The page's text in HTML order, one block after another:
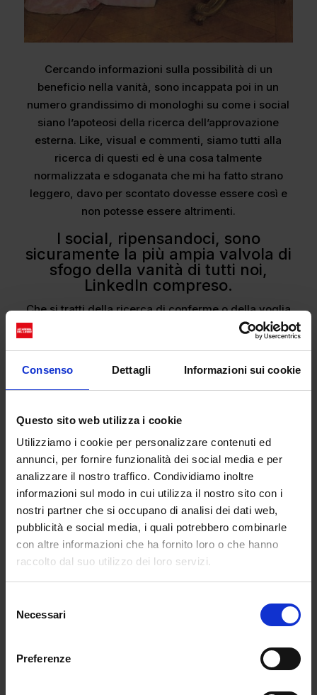
Consenso Dettagli Informazioni sui cookie
Questo sito web utilizza i cookie
Utilizziamo i cookie per personalizzare contenuti ed
annunci, per fornire funzionalità dei social media e per
analizzare il nostro traffico. Condividiamo inoltre
informazioni sul modo in cui utilizza il nostro sito con i
nostri partner che si occupano di analisi dei dati web,
pubblicità e social media, i quali potrebbero combinarle
con altre informazioni che ha fornito loro o che hanno
raccolto dal suo utilizzo dei loro servizi.
delNecessari
Preferenze
Cercando informazioni sulla possibilità di un
beneficio nella vanità, sono incappata poi in un
numero grandissimo di monologhi su come i social
siano l’apoteosi della ricerca dell’approvazione
esterna. Like, visual e commenti, siamo tutti alla
ricerca di questi ed è una cosa talmente
normalizzata e sdoganata che mi ha fatto strano
leggero, davo per scontato dovesse essere così e
non potesse essere altrimenti.
I social, ripensandoci, sono
sicuramente la più ampia valvola di
sfogo della vanità di tutti noi,
LinkedIn compreso.
Che si tratti della ricerca di conferme o della voglia
di far vedere agli altri quanto siamo meglio noi, sui
social si trova sempre il modo di dare adito a
differenza della vanità tra grandi e piccini sta
legata alla necessità di esplorare la propria identità,
per compensare le proprie insicurezze. E sui social
C’è da dire che negli adulti la vanità è un
sentimento più che consapevole, mentre nei
bambini è completamente ingenua, insomma, non si
fa apposta. Forse se non ci fossero stati solo modelli
di eccellenza in quanto a successo e bellezza, non
avremmo lo spasmodico desiderio di perfezione
che ci porta a dover dimostrare a tutti che siamo
sempre meglio degli altri, soprattutto di loro.
In questo senso è necessario
aiutare i bambini a sviluppare